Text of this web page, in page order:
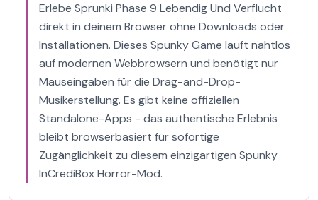
Erlebe Sprunki Phase 9 Lebendig Und Verflucht
direkt in deinem Browser ohne Downloads oder
Installationen. Dieses Spunky Game läuft nahtlos
auf modernen Webbrowsern und benötigt nur
Mauseingaben für die Drag-and-Drop-
Musikerstellung. Es gibt keine offiziellen
Standalone-Apps - das authentische Erlebnis
bleibt browserbasiert für sofortige
Zugänglichkeit zu diesem einzigartigen Spunky
InCrediBox Horror-Mod.